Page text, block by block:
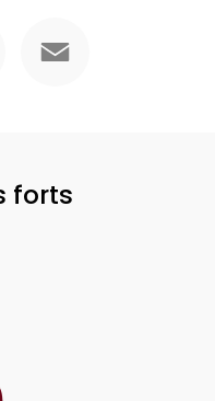
forts